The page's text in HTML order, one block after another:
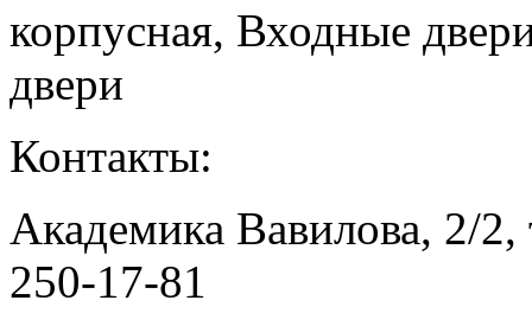
корпусная, Входные
двери
Контакты:
Академика Вавилова, 2/
250-17-81